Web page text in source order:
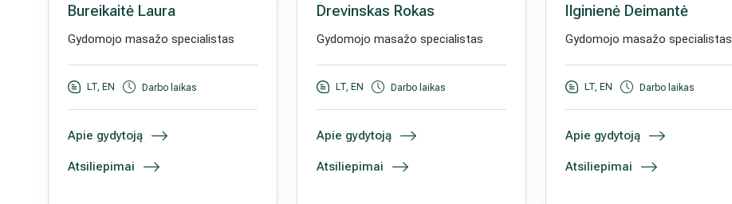
Bureikaitė Laura
Gydomojo masažo specialistas
LT, EN Darbo laikas
Apie gydytoją
Atsiliepimai
Drevinskas Rokas
Gydomojo masažo specialistas
LT, EN Darbo laikas
Apie gydytoją
Atsiliepimai
Ilginienė Deimantė
Gydomojo masažo specialistas
LT, EN Darbo laikas
Apie gydytoją
Atsiliepimai